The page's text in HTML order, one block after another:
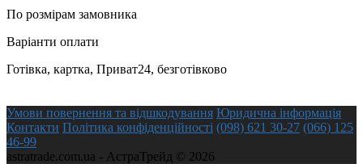
По розмірам замовника
Варіанти оплати
Готівка, картка, Приват24, безготівково
Умови повернення та відшкодування Юридична інформація
Контакти Політика конфіденційності (098) 621 30-27 (066) 125
46-99
astratrade.com.ua - АстраТрейд © 2026